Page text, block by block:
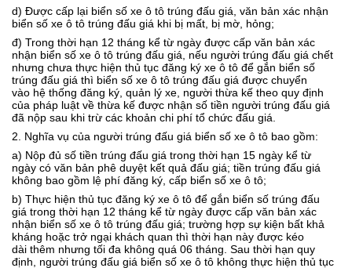
d) Được cấp lại biển số xe ô tô trúng đấu giá, văn bản xác nhận
biển số xe ô tô trúng đấu giá khi bị mất, bị mờ, hỏng;
đ) Trong thời hạn 12 tháng kể từ ngày được cấp văn bản xác
nhận biển số xe ô tô trúng đấu giá, nếu người trúng đấu giá chết
nhưng chưa thực hiện thủ tục đăng ký xe ô tô để gắn biển số
trúng đấu giá thì biển số xe ô tô trúng đấu giá được chuyển
vào hệ thống đăng ký, quản lý xe, người thừa kế theo quy định
của pháp luật về thừa kế được nhận số tiền người trúng đấu giá
đã nộp sau khi trừ các khoản chi phí tổ chức đấu giá.
2. Nghĩa vụ của người trúng đấu giá biển số xe ô tô bao gồm:
a) Nộp đủ số tiền trúng đấu giá trong thời hạn 15 ngày kể từ
ngày có văn bản phê duyệt kết quả đấu giá; tiền trúng đấu giá
không bao gồm lệ phí đăng ký, cấp biển số xe ô tô;
b) Thực hiện thủ tục đăng ký xe ô tô để gắn biển số trúng đấu
giá trong thời hạn 12 tháng kể từ ngày được cấp văn bản xác
nhận biển số xe ô tô trúng đấu giá; trường hợp sự kiện bất khả
kháng hoặc trở ngại khách quan thì thời hạn này được kéo
dài thêm nhưng tối đa không quá 06 tháng. Sau thời hạn quy
định, người trúng đấu giá biển số xe ô tô không thực hiện thủ tục